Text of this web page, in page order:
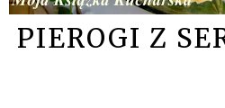
PIEROGI Z